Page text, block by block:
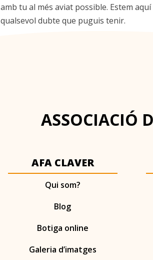
amb tu al més aviat possible. Estem
qualsevol dubte que puguis tenir.
ASSOCIACIÓ
AFA CLAVER
Qui som?
Blog
Botiga online
Galeria d’imatges